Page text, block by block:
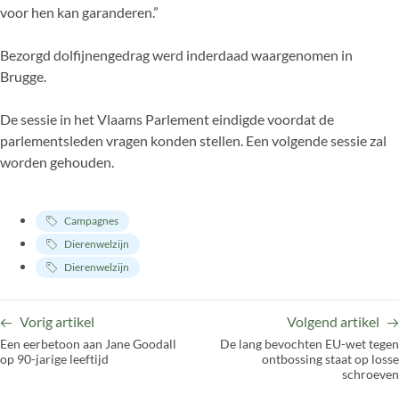
voor hen kan garanderen.”
Bezorgd dolfijnengedrag werd inderdaad waargenomen in
Brugge.
De sessie in het Vlaams Parlement eindigde voordat de
parlementsleden vragen konden stellen. Een volgende sessie zal
worden gehouden.
Campagnes
Dierenwelzijn
Dierenwelzijn
Vorig artikel
Een eerbetoon aan Jane Goodall
op 90-jarige leeftijd
Volgend artikel
De lang bevochten EU-wet tegen
ontbossing staat op losse
schroeven